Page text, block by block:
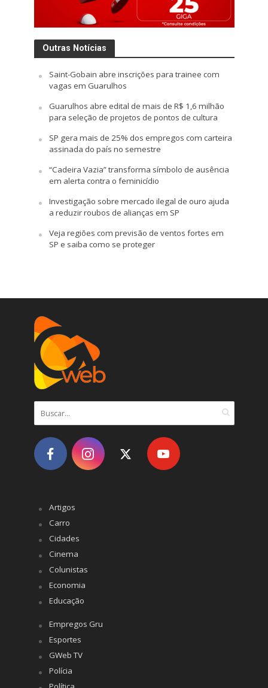
Outras Notícias
Saint-Gobain abre inscrições para trainee com
vagas em Guarulhos
Guarulhos abre edital de mais de R$ 1,6 milhão
para seleção de projetos de pontos de cultura
SP gera mais de 25% dos empregos com carteira
assinada do país no semestre
“Cadeira Vazia” transforma símbolo de ausência
em alerta contra o feminicídio
Investigação sobre mercado ilegal de ouro ajuda
a reduzir roubos de alianças em SP
Veja regiões com previsão de ventos fortes em
SP e saiba como se proteger
Artigos
Carro
Cidades
Cinema
Colunistas
Economia
Educação
Empregos Gru
Esportes
GWeb TV
Polícia